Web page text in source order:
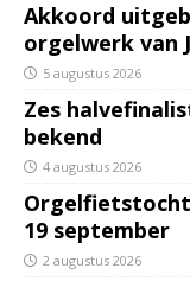
Akkoord
orgelwerk van
5 augustus 2026
Zes
bekend
4 augustus 2026
19 september
2 augustus 2026